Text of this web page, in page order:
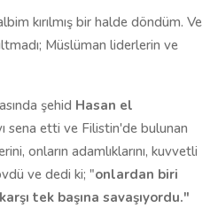
kırılmış bir halde döndüm. Ve
Müslüman liderlerin ve
şehid Hasan el
sena etti ve Filistin'de bulunan
onların adamlıklarını, kuvvetli
ve dedi ki; "onlardan biri
tek başına savaşıyordu."